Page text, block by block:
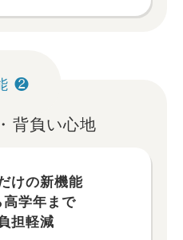
❷
背負い心地
けの新機能
学年まで
担軽減